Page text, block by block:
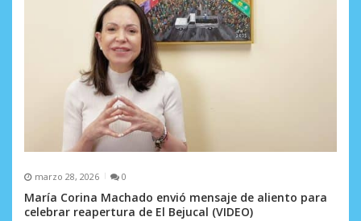
marzo 28, 2026 0
María Corina Machado envió mensaje de aliento para
celebrar reapertura de El Bejucal (VIDEO)